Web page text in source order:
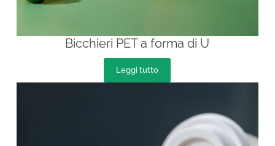
Bicchieri PET a forma di U
Leggi tutto